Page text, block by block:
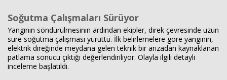
Soğutma Çalışmaları Sürüyor
Yangının söndürülmesinin ardından ekipler, direk çevresinde uzun
süre soğutma çalışması yürüttü. İlk belirlemelere göre yangının,
elektrik direğinde meydana gelen teknik bir arızadan kaynaklanan
patlama sonucu çıktığı değerlendiriliyor. Olayla ilgili detaylı
inceleme başlatıldı.